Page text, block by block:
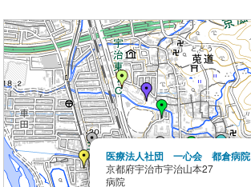
医療法人社団 一心会 都倉病院
京都府宇治市宇治山本27
病院